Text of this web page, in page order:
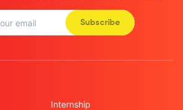
Subscribe
Internship